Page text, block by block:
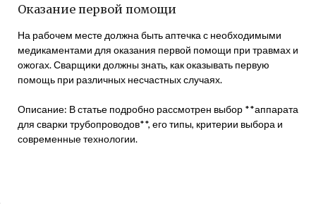
Оказание первой помощи
На рабочем месте должна быть аптечка с необходимыми
медикаментами для оказания первой помощи при травмах и
ожогах. Сварщики должны знать, как оказывать первую
помощь при различных несчастных случаях.
Описание: В статье подробно рассмотрен выбор **аппарата
для сварки трубопроводов**, его типы, критерии выбора и
современные технологии.